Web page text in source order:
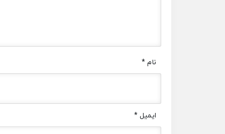
نام*
ایمیل*